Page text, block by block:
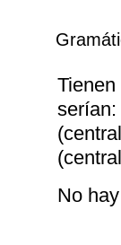
serían:
No